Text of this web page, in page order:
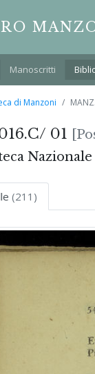
Manoscritti
di Manzoni
01
Nazionale
(211)